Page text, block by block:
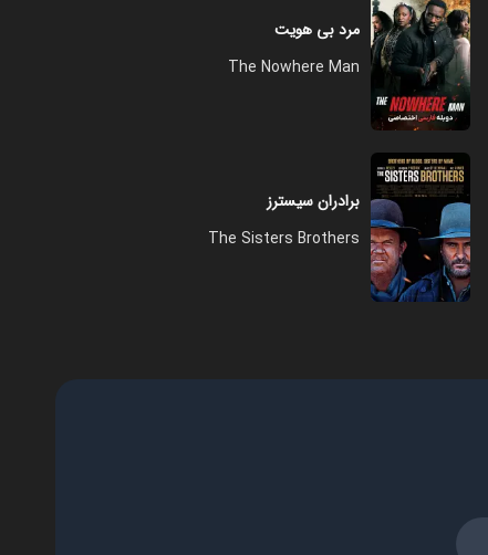
مرد بی هویت
The Nowhere Man
برادران سیسترز
The Sisters Brothers